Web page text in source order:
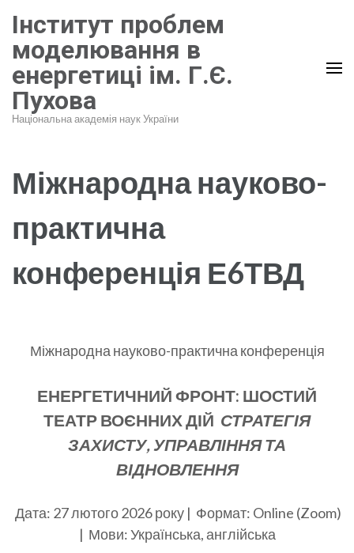
до
вмісту
(натисніть
Enter)
Інститут проблем
моделювання в
енергетиці ім. Г.Є.
Пухова
Національна академія наук України
Міжнародна науково-
практична
конференція Е6ТВД
Міжнародна науково-практична конференція
ЕНЕРГЕТИЧНИЙ ФРОНТ: ШОСТИЙ
ТЕАТР ВОЄННИХ ДІЙ СТРАТЕГІЯ
ЗАХИСТУ, УПРАВЛІННЯ ТА
ВІДНОВЛЕННЯ
Дата: 27 лютого 2026 року | Формат: Online (Zoom)
| Мови: Українська, англійська